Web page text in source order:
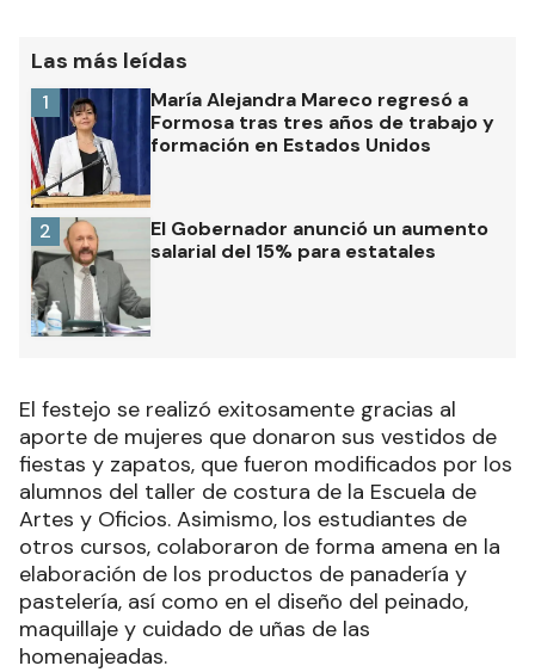
Las más leídas
María Alejandra Mareco regresó a
Formosa tras tres años de trabajo y
formación en Estados Unidos
1
El Gobernador anunció un aumento
salarial del 15% para estatales
2
El festejo se realizó exitosamente gracias al
aporte de mujeres que donaron sus vestidos de
fiestas y zapatos, que fueron modificados por los
alumnos del taller de costura de la Escuela de
Artes y Oficios. Asimismo, los estudiantes de
otros cursos, colaboraron de forma amena en la
elaboración de los productos de panadería y
pastelería, así como en el diseño del peinado,
maquillaje y cuidado de uñas de las
homenajeadas.